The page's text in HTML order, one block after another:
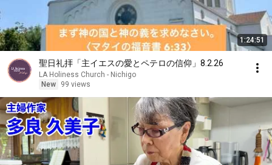
1:24:51
聖日礼拝「主イエスの愛とペテロの信仰」8.2.26
LA Holiness Church - Nichigo
New
99 views